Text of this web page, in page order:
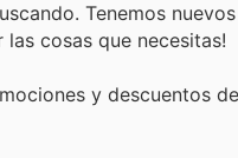
Tenemos
cosas que necesitas!
y descuentos de